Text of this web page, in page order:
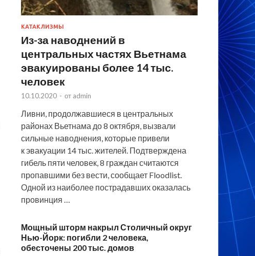
КАТАКЛИЗМЫ
Из-за наводнений в
центральных частях Вьетнама
эвакуированы более 14 тыс.
человек
10.10.2020 - от admin
Ливни, продолжавшиеся в центральных
районах Вьетнама до 8 октября, вызвали
сильные наводнения, которые привели
к эвакуации 14 тыс. жителей. Подтверждена
гибель пяти человек, 8 граждан считаются
пропавшими без вести, сообщает Floodlist.
Одной из наиболее пострадавших оказалась
провинция …
Мощный шторм накрыл Столичный округ
Нью-Йорк: погибли 2 человека,
обесточены 200 тыс. домов